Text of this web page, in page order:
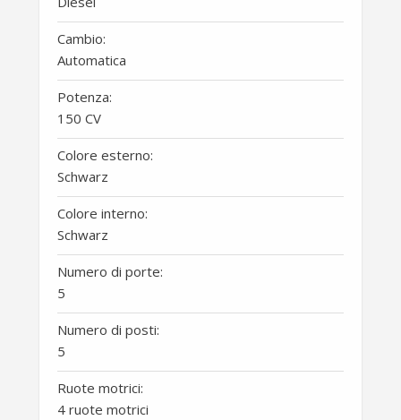
Cambio:
Automatica
Potenza:
150 CV
Colore esterno:
Schwarz
Colore interno:
Schwarz
Numero di porte:
5
Numero di posti:
5
Ruote motrici:
4 ruote motrici